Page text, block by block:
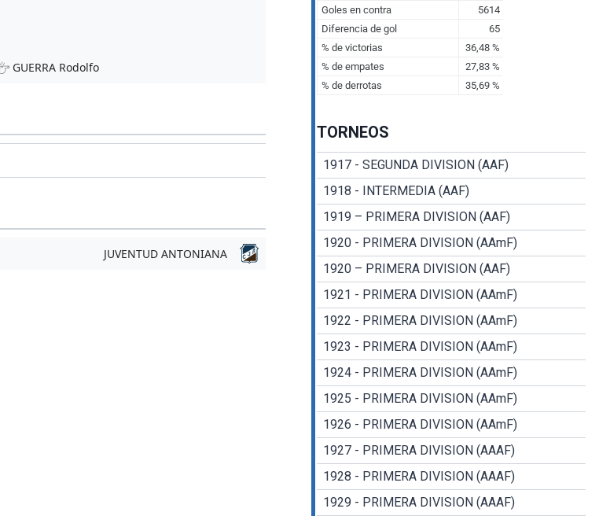
GUERRA Rodolfo
JUVENTUD ANTONIANA
TORNEOS
1917 - SEGUNDA DIVISION (AAF)
1918 - INTERMEDIA (AAF)
1919 – PRIMERA DIVISION (AAF)
1920 - PRIMERA DIVISION (AAmF)
1920 – PRIMERA DIVISION (AAF)
1921 - PRIMERA DIVISION (AAmF)
1922 - PRIMERA DIVISION (AAmF)
1923 - PRIMERA DIVISION (AAmF)
1924 - PRIMERA DIVISION (AAmF)
1925 - PRIMERA DIVISION (AAmF)
1926 - PRIMERA DIVISION (AAmF)
1927 - PRIMERA DIVISION (AAAF)
1928 - PRIMERA DIVISION (AAAF)
1929 - PRIMERA DIVISION (AAAF)